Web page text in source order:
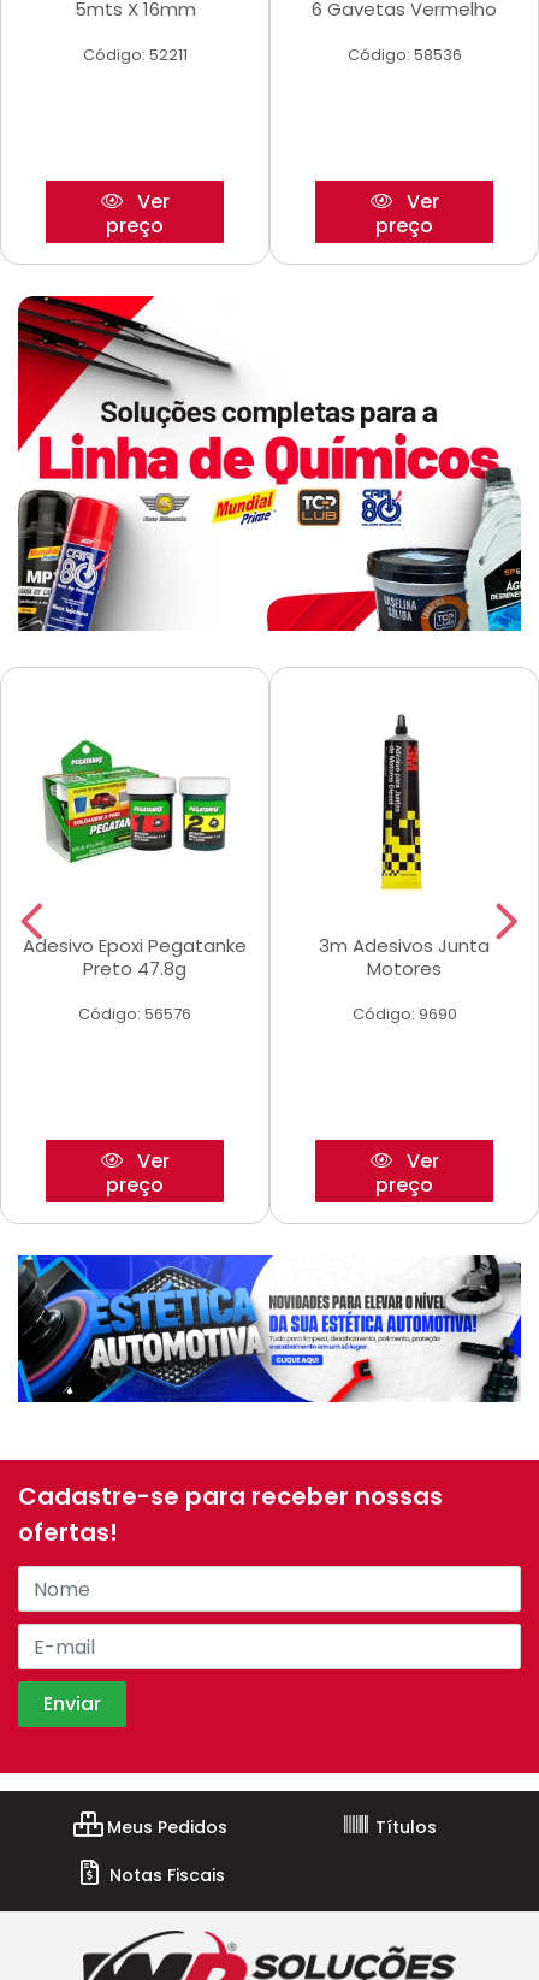
5mts X 16mm
Código: 52211
Ver
preço
6 Gavetas Vermelho
Código: 58536
Ver
preço
Adesivo Epoxi Pegatanke
Preto 47.8g
Código: 56576
Ver
preço
3m Adesivos Junta
Motores
Código: 9690
Ver
preço
Cadastre-se para receber nossas
ofertas!
Meus Pedidos
Títulos
Notas Fiscais